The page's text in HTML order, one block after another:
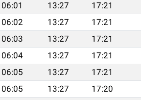
06:01 13:27 17:21
06:02 13:27 17:21
06:03 13:27 17:21
06:04 13:27 17:21
06:05 13:27 17:21
06:05 13:27 17:20